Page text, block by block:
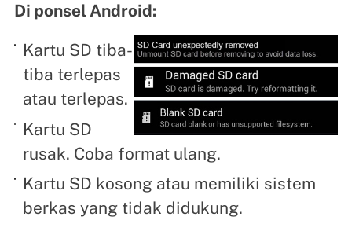
Di ponsel Android:
Kartu SD tiba-
tiba terlepas
atau terlepas.
Kartu SD
rusak. Coba format ulang.
Kartu SD kosong atau memiliki sistem
berkas yang tidak didukung.